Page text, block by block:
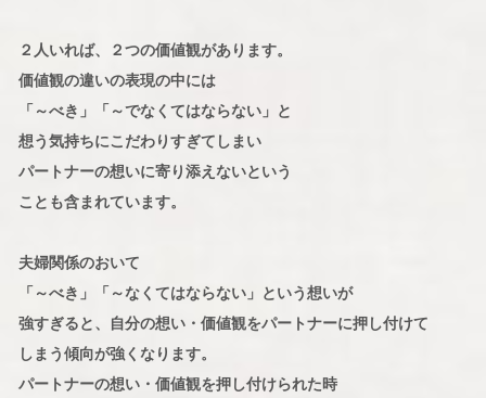
２人いれば、２つの価値観があります。
価値観の違いの表現の中には
「～べき」「～でなくてはならない」と
想う気持ちにこだわりすぎてしまい
パートナーの想いに寄り添えないという
ことも含まれています。
夫婦関係のおいて
「～べき」「～なくてはならない」という想いが
強すぎると、自分の想い・価値観をパートナーに押し付けて
しまう傾向が強くなります。
パートナーの想い・価値観を押し付けられた時